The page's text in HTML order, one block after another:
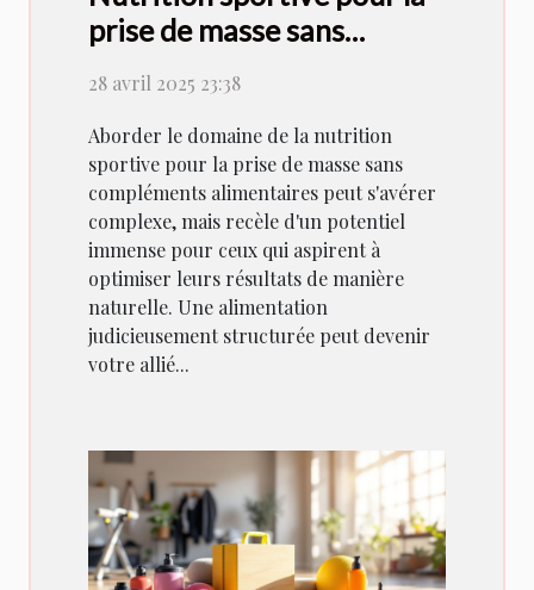
prise de masse sans
compléments
28 avril 2025 23:38
Aborder le domaine de la nutrition
sportive pour la prise de masse sans
compléments alimentaires peut s'avérer
complexe, mais recèle d'un potentiel
immense pour ceux qui aspirent à
optimiser leurs résultats de manière
naturelle. Une alimentation
judicieusement structurée peut devenir
votre allié...